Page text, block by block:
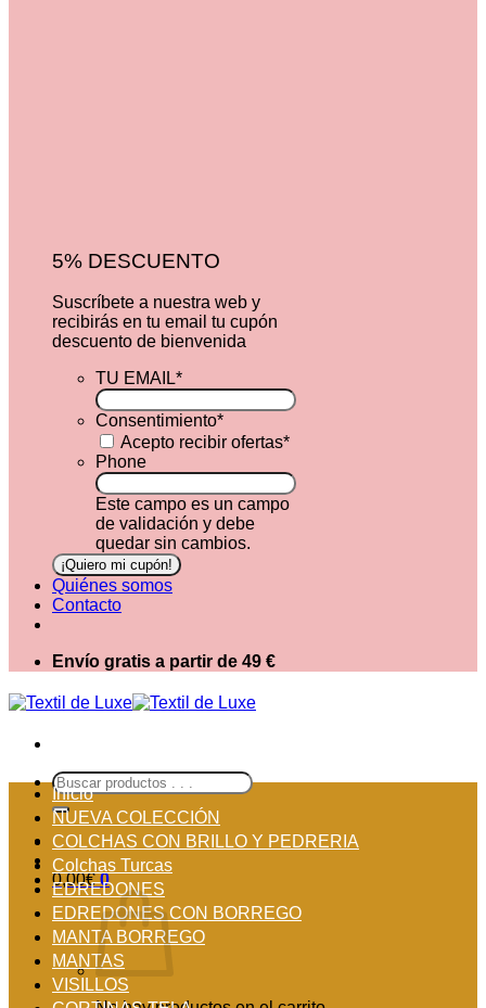
5% DESCUENTO
Suscríbete a nuestra web y
recibirás en tu email tu cupón
descuento de bienvenida
TU EMAIL*
Consentimiento*
Acepto recibir ofertas*
Phone
Este campo es un campo
de validación y debe
quedar sin cambios.
Quiénes somos
Contacto
Envío gratis a partir de 49 €
Buscar
por:
0,00€ 0
Inicio
NUEVA COLECCIÓN
COLCHAS CON BRILLO Y PEDRERIA
Colchas Turcas
EDREDONES
EDREDONES CON BORREGO
MANTA BORREGO
MANTAS
VISILLOS